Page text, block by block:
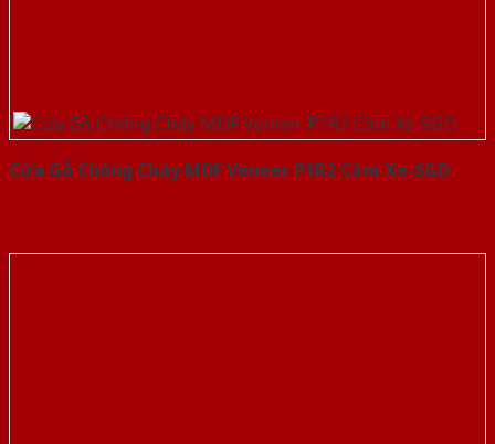
Cửa Gỗ Chống Cháy MDF Veneer P1R2 Căm Xe-SGD